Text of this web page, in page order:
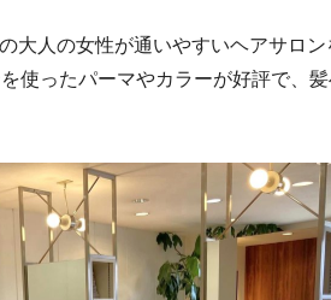
大人の女性が通いやすいヘアサロン
使ったパーマやカラーが好評で、